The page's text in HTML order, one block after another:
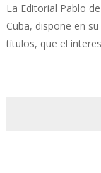
La Editorial Pablo
Cuba, dispone en
títulos, que el